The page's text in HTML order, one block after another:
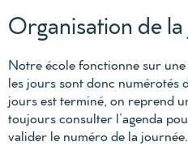
Organisation de
Notre école fonctionne sur
les jours sont donc numérotés
jours est terminé, on reprend
toujours consulter l’agenda
valider le numéro de la journée.